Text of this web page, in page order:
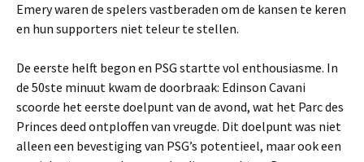
Emery waren de spelers vastberaden om de kansen te keren
en hun supporters niet teleur te stellen.
De eerste helft begon en PSG startte vol enthousiasme. In
de 50ste minuut kwam de doorbraak: Edinson Cavani
scoorde het eerste doelpunt van de avond, wat het Parc des
Princes deed ontploffen van vreugde. Dit doelpunt was niet
alleen een bevestiging van PSG’s potentieel, maar ook een